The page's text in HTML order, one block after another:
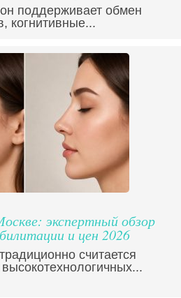
поддерживает обмен
когнитивные...
экспертный обзор
и цен 2026
считается